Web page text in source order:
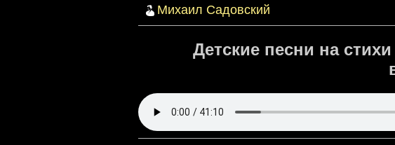
Михаил Садовский
Детские песни на